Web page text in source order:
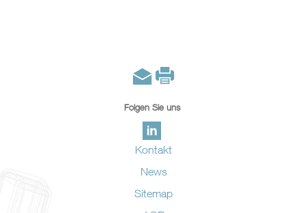
Folgen Sie uns
Kontakt
News
Sitemap